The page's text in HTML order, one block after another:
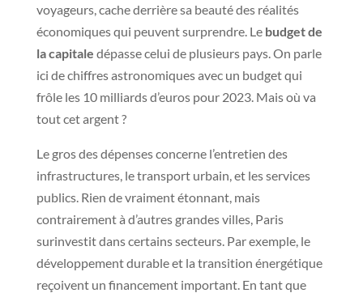
voyageurs, cache derrière sa beauté des réalités
économiques qui peuvent surprendre. Le budget de
la capitale dépasse celui de plusieurs pays. On parle
ici de chiffres astronomiques avec un budget qui
frôle les 10 milliards d’euros pour 2023. Mais où va
tout cet argent ?
Le gros des dépenses concerne l’entretien des
infrastructures, le transport urbain, et les services
publics. Rien de vraiment étonnant, mais
contrairement à d’autres grandes villes, Paris
surinvestit dans certains secteurs. Par exemple, le
développement durable et la transition énergétique
reçoivent un financement important. En tant que